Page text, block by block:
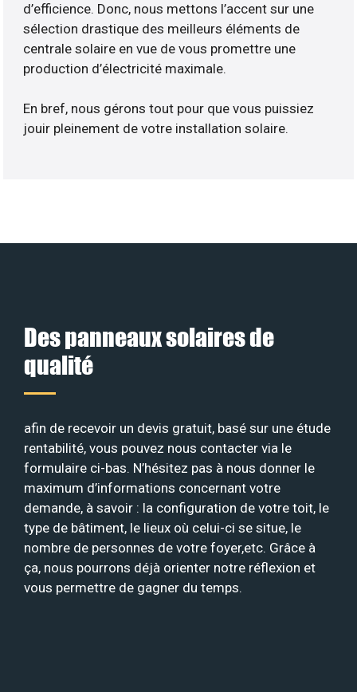
d’efficience. Donc, nous mettons l’accent sur une
sélection drastique des meilleurs éléments de
centrale solaire en vue de vous promettre une
production d’électricité maximale.
En bref, nous gérons tout pour que vous puissiez
jouir pleinement de votre installation solaire.
Des panneaux solaires de
qualité
afin de recevoir un devis gratuit, basé sur une étude
rentabilité, vous pouvez nous contacter via le
formulaire ci-bas. N’hésitez pas à nous donner le
maximum d’informations concernant votre
demande, à savoir : la configuration de votre toit, le
type de bâtiment, le lieux où celui-ci se situe, le
nombre de personnes de votre foyer,etc. Grâce à
ça, nous pourrons déjà orienter notre réflexion et
vous permettre de gagner du temps.